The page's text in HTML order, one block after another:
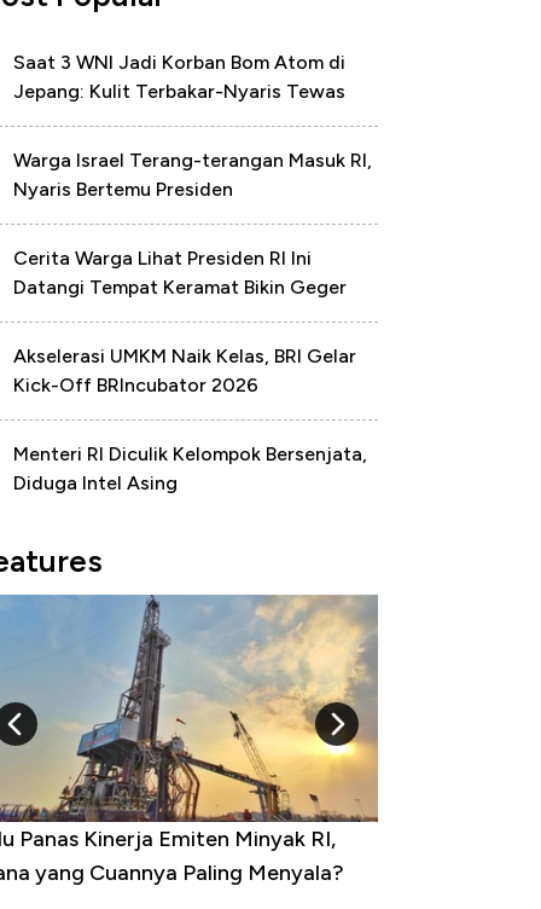
Saat 3 WNI Jadi Korban Bom Atom di
Jepang: Kulit Terbakar-Nyaris Tewas
Warga Israel Terang-terangan Masuk RI,
Nyaris Bertemu Presiden
Cerita Warga Lihat Presiden RI Ini
Datangi Tempat Keramat Bikin Geger
Akselerasi UMKM Naik Kelas, BRI Gelar
Kick-Off BRIncubator 2026
Menteri RI Diculik Kelompok Bersenjata,
Diduga Intel Asing
Provinsi dengan Tingkat
Tertinggi, Ada Jakarta